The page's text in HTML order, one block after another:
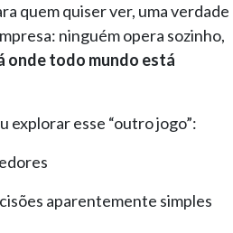
quem quiser ver, uma verdade
ninguém opera sozinho,
onde todo mundo está
explorar esse “outro jogo”:
aparentemente simples